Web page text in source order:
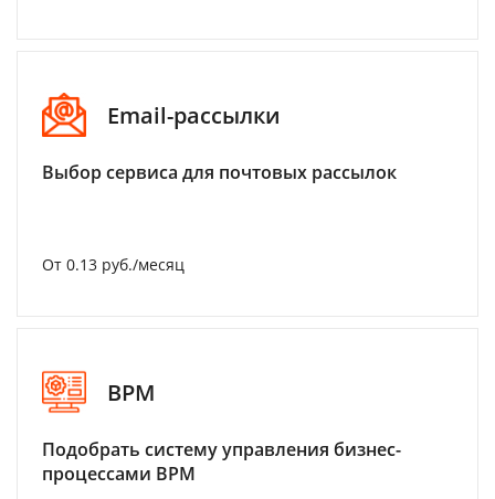
Email-рассылки
Выбор сервиса для почтовых рассылок
От 0.13 руб./месяц
BPM
Подобрать систему управления бизнес-
процессами BPM